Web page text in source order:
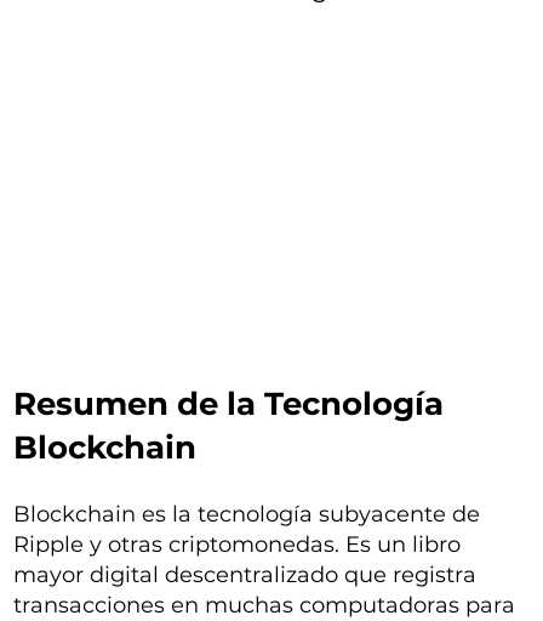
Resumen de la Tecnología
Blockchain
Blockchain es la tecnología subyacente de
Ripple y otras criptomonedas. Es un libro
mayor digital descentralizado que registra
transacciones en muchas computadoras para